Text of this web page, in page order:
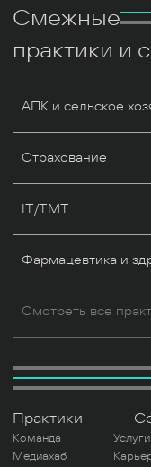
Смежные
практики и
АПК и сельское
Страхование
IT/TMT
Фармацевтика и
Смотреть все
Практики
Команда Услуги
Медиахаб